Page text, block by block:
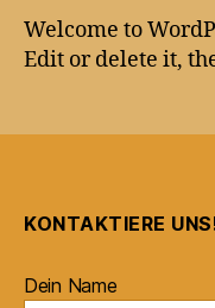
Welcome to
Edit or delete it,
KONTAKTIERE
Dein Name